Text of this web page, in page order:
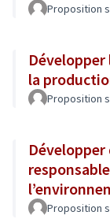
Proposition
la
Proposition
tourisme...)
Proposition